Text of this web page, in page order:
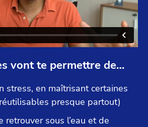
vont te permettre de…
stress, en maîtrisant certaines
presque partout)
retrouver sous l’eau et de